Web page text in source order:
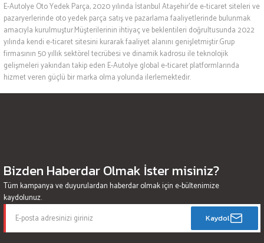
E-Autolye Oto Yedek Parça, 2020 yılında İstanbul Ataşehir’de e-ticaret siteleri ve
pazaryerlerinde oto yedek parça satış ve pazarlama faaliyetlerinde bulunmak
amacıyla kurulmuştur.Müşterilerinin ihtiyaç ve beklentileri doğrultusunda 2022
yılında kendi e-ticaret sitesini kurarak faaliyet alanını genişletmiştir.Grup
firmasının 50 yıllık sektörel tecrübesi ve dinamik kadrosu ile teknolojik
gelişmeleri yakından takip eden E-Autolye global e-ticaret platformlarında
hizmet veren güçlü bir marka olma yolunda ilerlemektedir.
Bizden Haberdar Olmak İster misiniz?
Tüm kampanya ve duyurulardan haberdar olmak için e-bültenimize
kaydolunuz.
Kaydol